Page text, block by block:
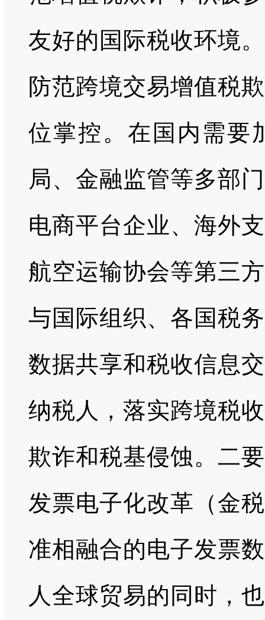
友好的国际税收环境
防范跨境交易增值税
位掌控。在国内需要
局、金融监管等多部
电商平台企业、海外
航空运输协会等第三
与国际组织、各国税
数据共享和税收信息
纳税人，落实跨境税
欺诈和税基侵蚀。二
发票电子化改革（金
准相融合的电子发票
人全球贸易的同时，